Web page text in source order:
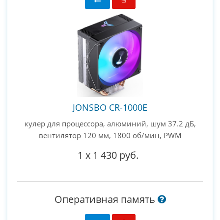
JONSBO CR-1000E
кулер для процессора, алюминий, шум 37.2 дБ,
вентилятор 120 мм, 1800 об/мин, PWM
1 x 1 430 руб.
Оперативная память